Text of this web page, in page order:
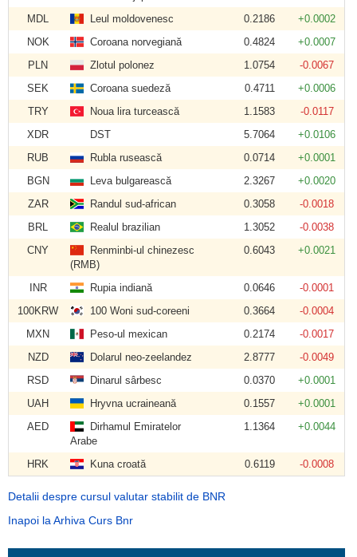
MDL
Leul moldovenesc 0.2186
+0.0002
NOK
Coroana norvegiană 0.4824
+0.0007
PLN
Zlotul polonez 1.0754
-0.0067
SEK
Coroana suedeză 0.4711
+0.0006
TRY
Noua lira turcească 1.1583
-0.0117
XDR
DST 5.7064
+0.0106
RUB
Rubla rusească 0.0714
+0.0001
BGN
Leva bulgarească 2.3267
+0.0020
ZAR
Randul sud-african 0.3058
-0.0018
BRL
Realul brazilian 1.3052
-0.0038
CNY
Renminbi-ul chinezesc
(RMB)
0.6043 +0.0021
INR Rupia indiană 0.0646
-0.0001
100KRW
100 Woni sud-coreeni 0.3664
-0.0004
MXN
Peso-ul mexican 0.2174
-0.0017
NZD
Dolarul neo-zeelandez 2.8777
-0.0049
RSD
Dinarul sârbesc 0.0370
+0.0001
UAH
Hryvna ucraineană 0.1557
+0.0001
AED
Dirhamul Emiratelor
Arabe
1.1364 +0.0044
HRK Kuna croată 0.6119 -0.0008
Detalii despre cursul valutar stabilit de BNR
Inapoi la Arhiva Curs Bnr